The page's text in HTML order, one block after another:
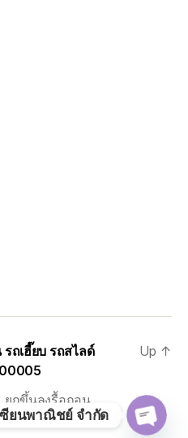
ถเฮี๊ยบ รถสไลด์
ยกขึ้นลงรื้อถอน
Up ↑
ซียนพาณิชย์ จำกัด